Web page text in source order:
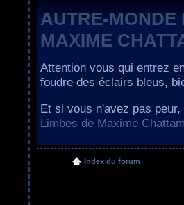
AUTRE-MONDE
MAXIME
Attention vous qui entrez
foudre des éclairs bleus,
Et si vous n'avez pas
Limbes de Maxime Chattam
Index du forum